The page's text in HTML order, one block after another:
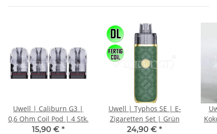
Uwell | Caliburn G3 |
0,6 Ohm Coil Pod | 4 Stk.
15,90 € *
Uwell | Typhos SE | E-
Zigaretten Set | Grün
24,90 € *